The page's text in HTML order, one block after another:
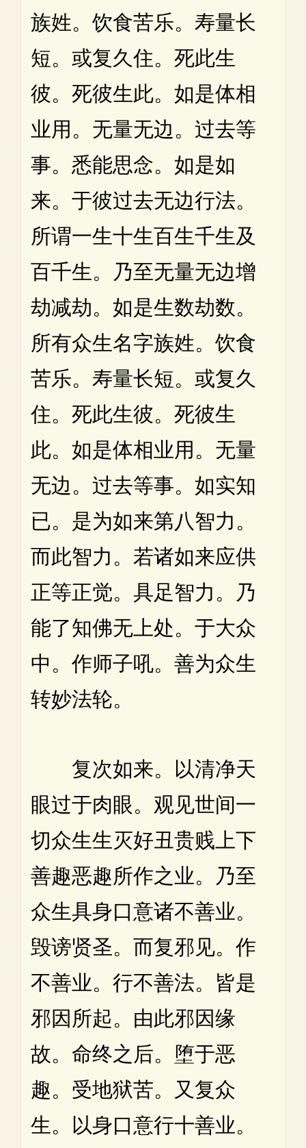
族姓。饮食苦乐。寿量长
短。或复久住。死此生
彼。死彼生此。如是体相
业用。无量无边。过去等
事。悉能思念。如是如
来。于彼过去无边行法。
所谓一生十生百生千生及
百千生。乃至无量无边增
劫减劫。如是生数劫数。
所有众生名字族姓。饮食
苦乐。寿量长短。或复久
住。死此生彼。死彼生
此。如是体相业用。无量
无边。过去等事。如实知
已。是为如来第八智力。
而此智力。若诸如来应供
正等正觉。具足智力。乃
能了知佛无上处。于大众
中。作师子吼。善为众生
转妙法轮。
复次如来。以清净天
眼过于肉眼。观见世间一
切众生生灭好丑贵贱上下
善趣恶趣所作之业。乃至
众生具身口意诸不善业。
毁谤贤圣。而复邪见。作
不善业。行不善法。皆是
邪因所起。由此邪因缘
故。命终之后。堕于恶
趣。受地狱苦。又复众
生。以身口意行十善业。